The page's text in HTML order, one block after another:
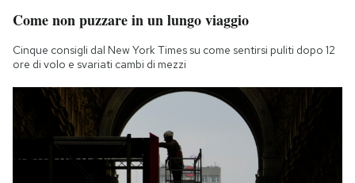
Come non puzzare in un lungo viaggio
Cinque consigli dal New York Times su come sentirsi puliti dopo 12
ore di volo e svariati cambi di mezzi